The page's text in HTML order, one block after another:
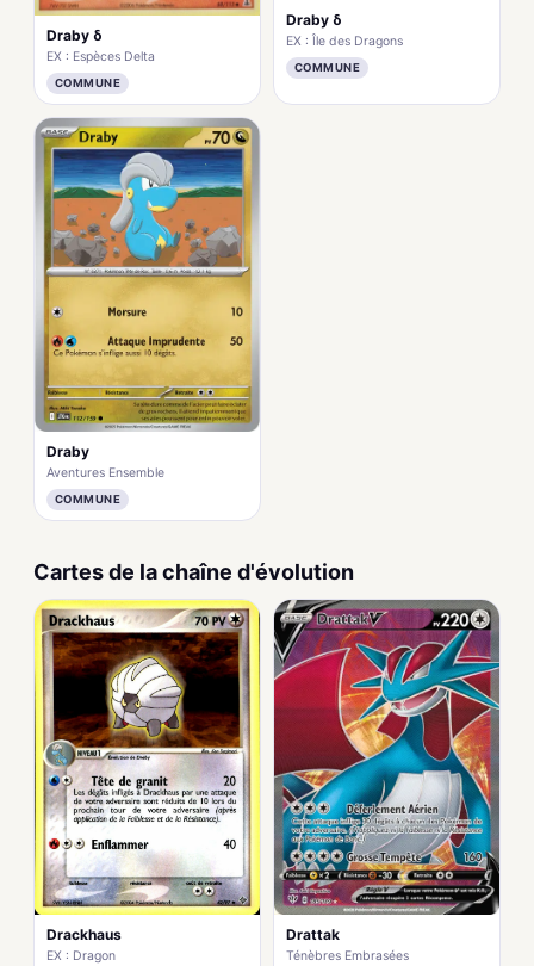
Draby δ
EX : Espèces Delta
COMMUNE
Draby δ
EX : Île des Dragons
COMMUNE
Draby
Aventures Ensemble
COMMUNE
Cartes de la chaîne d'évolution
Drackhaus
EX : Dragon
Drattak
Ténèbres Embrasées